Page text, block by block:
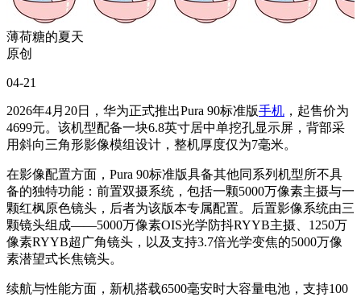
薄荷糖的夏天
原创
04-21
2026年4月20日，华为正式推出Pura 90标准版手机 ，起售价为
4699元。该机型配备一块6.8英寸居中单挖孔显示屏，背部采
用斜向三角形影像模组设计，整机厚度仅为7毫米。
在影像配置方面，Pura 90标准版具备其他同系列机型所不具
备的独特功能：前置双摄系统，包括一颗5000万像素主摄与一
颗红枫原色镜头，后者为该版本专属配置。后置影像系统由三
颗镜头组成——5000万像素OIS光学防抖RYYB主摄、1250万
像素RYYB超广角镜头，以及支持3.7倍光学变焦的5000万像
素潜望式长焦镜头。
续航与性能方面，新机搭载6500毫安时大容量电池，支持100